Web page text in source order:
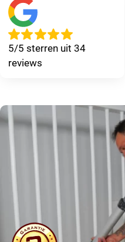
5/5 sterren uit 34
reviews